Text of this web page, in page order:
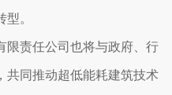
。
限责任公司也将与政府、行
共同推动超低能耗建筑技术